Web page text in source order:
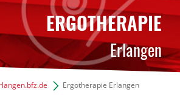
ERGOTHERAPIE
Erlangen
Ergotherapie Erlangen